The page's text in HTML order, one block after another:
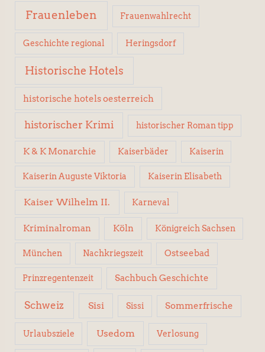
Frauenleben Frauenwahlrecht
Geschichte regional Heringsdorf
Historische Hotels
historische hotels oesterreich
historischer Krimi historischer Roman tipp
K & K Monarchie Kaiserbäder Kaiserin
Kaiserin Auguste Viktoria Kaiserin Elisabeth
Kaiser Wilhelm II. Karneval
Kriminalroman Köln Königreich Sachsen
München Nachkriegszeit Ostseebad
Prinzregentenzeit Sachbuch Geschichte
Schweiz Sisi Sissi Sommerfrische
Urlaubsziele Usedom Verlosung